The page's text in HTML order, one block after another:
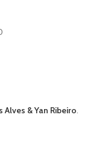
Alves & Yan Ribeiro.